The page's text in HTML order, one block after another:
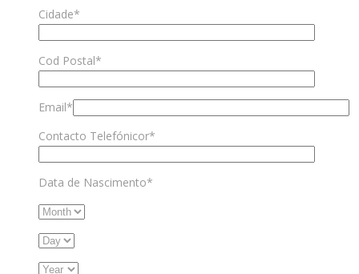
Cidade*
Cod Postal*
Email*
Contacto Telefónicor*
Data de Nascimento*